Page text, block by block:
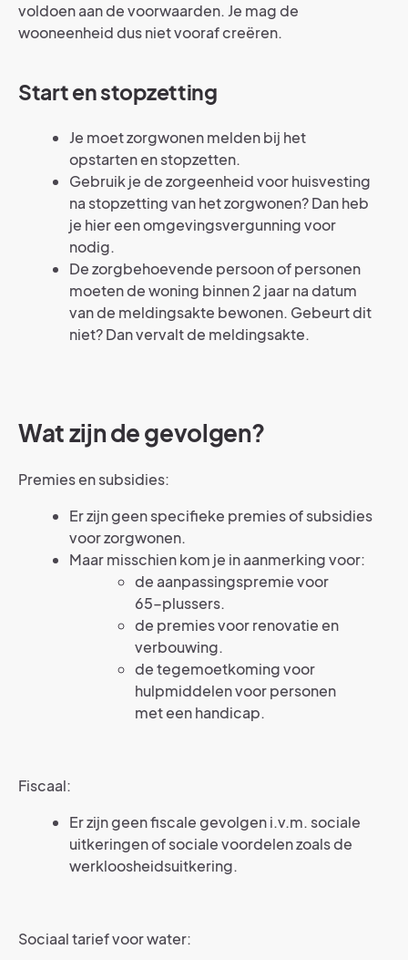
voldoen aan de voorwaarden. Je mag de
wooneenheid dus niet vooraf creëren.
Start en stopzetting
Je moet zorgwonen melden bij het
opstarten en stopzetten.
Gebruik je de zorgeenheid voor huisvesting
na stopzetting van het zorgwonen? Dan heb
je hier een omgevingsvergunning voor
nodig.
De zorgbehoevende persoon of personen
moeten de woning binnen 2 jaar na datum
van de meldingsakte bewonen. Gebeurt dit
niet? Dan vervalt de meldingsakte.
Wat zijn de gevolgen?
Premies en subsidies:
Er zijn geen specifieke premies of subsidies
voor zorgwonen.
Maar misschien kom je in aanmerking voor:
de aanpassingspremie voor
65-plussers.
de premies voor renovatie en
verbouwing.
de tegemoetkoming voor
hulpmiddelen voor personen
met een handicap.
Fiscaal:
Er zijn geen fiscale gevolgen i.v.m. sociale
uitkeringen of sociale voordelen zoals de
werkloosheidsuitkering.
Sociaal tarief voor water: